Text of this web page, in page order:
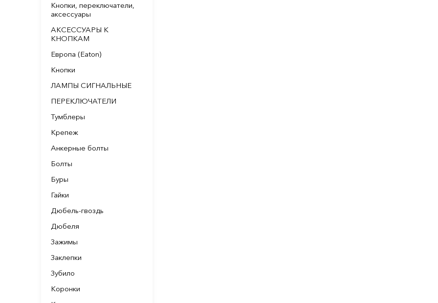
Кнопки, переключатели,
аксессуары
АКСЕССУАРЫ К
КНОПКАМ
Европа (Eaton)
Кнопки
ЛАМПЫ СИГНАЛЬНЫЕ
ПЕРЕКЛЮЧАТЕЛИ
Тумблеры
Крепеж
Анкерные болты
Болты
Буры
Гайки
Дюбель-гвоздь
Дюбеля
Зажимы
Заклепки
Зубило
Коронки